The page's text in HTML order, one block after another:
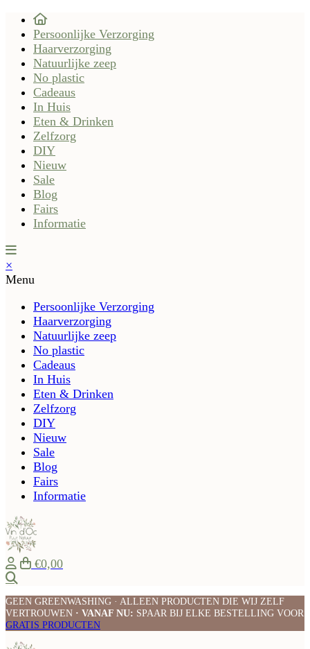
Persoonlijke Verzorging
Haarverzorging
Natuurlijke zeep
No plastic
Cadeaus
In Huis
Eten & Drinken
Zelfzorg
DIY
Nieuw
Sale
Blog
Fairs
Informatie
×
Menu
Persoonlijke Verzorging
Haarverzorging
Natuurlijke zeep
No plastic
Cadeaus
In Huis
Eten & Drinken
Zelfzorg
DIY
Nieuw
Sale
Blog
Fairs
Informatie
€0,00
GEEN GREENWASHING · ALLEEN PRODUCTEN DIE WIJ ZELF
VERTROUWEN · VANAF NU: SPAAR BIJ ELKE BESTELLING VOOR
GRATIS PRODUCTEN